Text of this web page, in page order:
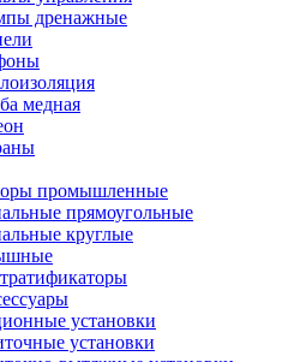
дренажные
медная
промышленные
прямоугольные
круглые
установки
установки